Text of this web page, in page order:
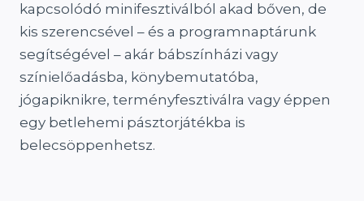
kapcsolódó minifesztiválból akad bőven, de
kis szerencsével – és a programnaptárunk
segítségével – akár bábszínházi vagy
színielőadásba, könybemutatóba,
jógapiknikre, terményfesztiválra vagy éppen
egy betlehemi pásztorjátékba is
belecsöppenhetsz.